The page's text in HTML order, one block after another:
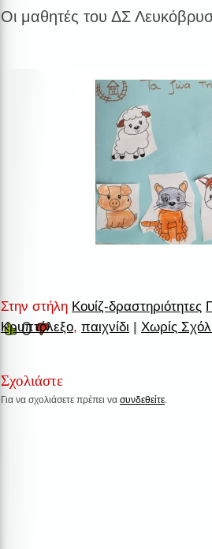
Οι μαθητές του ΔΣ
Στην στήλη Κουίζ-δραστηριότητες
Κρυπτόλεξο, παιχνίδι Χωρίς
0
Σχολιάστε
Για να σχολιάσετε πρέπει να συνδεθείτε.